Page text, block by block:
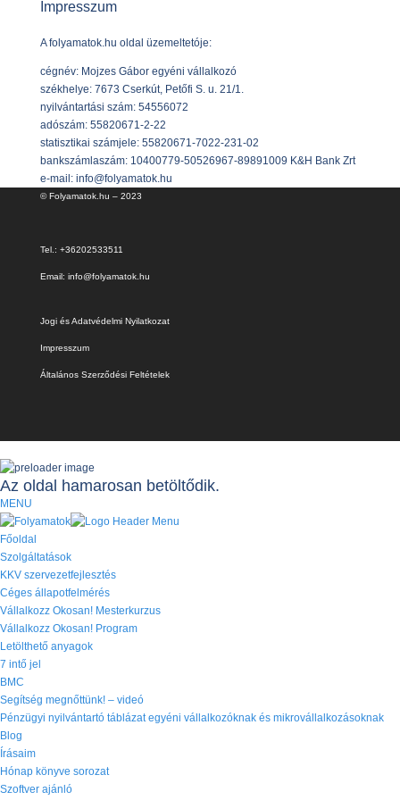
Impresszum
A folyamatok.hu oldal üzemeltetóje:
cégnév: Mojzes Gábor egyéni vállalkozó
székhelye: 7673 Cserkút, Petőfi S. u. 21/1.
nyilvántartási szám: 54556072
adószám: 55820671-2-22
statisztikai számjele: 55820671-7022-231-02
bankszámlaszám: 10400779-50526967-89891009 K&H Bank Zrt
e-mail: info@folyamatok.hu
© Folyamatok.hu – 2023
Tel.: +36202533511
Email: info@folyamatok.hu
Jogi és Adatvédelmi Nyilatkozat
Impresszum
Általános Szerződési Feltételek
Az oldal hamarosan betöltődik.
MENU
Főoldal
Szolgáltatások
KKV szervezetfejlesztés
Céges állapotfelmérés
Vállalkozz Okosan! Mesterkurzus
Vállalkozz Okosan! Program
Letölthető anyagok
7 intő jel
BMC
Segítség megnőttünk! – videó
Pénzügyi nyilvántartó táblázat egyéni vállalkozóknak és mikrovállalkozásoknak
Blog
Írásaim
Hónap könyve sorozat
Szoftver ajánló